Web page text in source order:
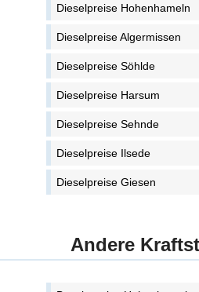
Dieselpreise Hohenhameln
Dieselpreise Algermissen
Dieselpreise Söhlde
Dieselpreise Harsum
Dieselpreise Sehnde
Dieselpreise Ilsede
Dieselpreise Giesen
Andere